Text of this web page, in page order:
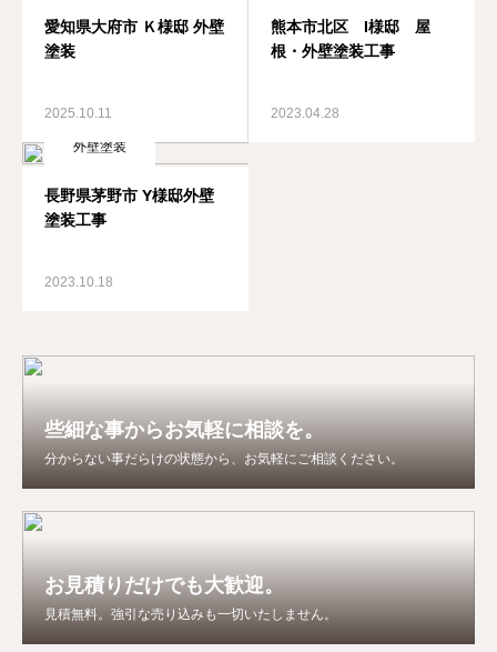
愛知県大府市 Ｋ様邸 外壁
塗装
2025.10.11
熊本市北区 I様邸 屋
根・外壁塗装工事
2023.04.28
外壁塗装
長野県茅野市 Y様邸外壁
塗装工事
2023.10.18
些細な事からお気軽に相談を。
分からない事だらけの状態から、お気軽にご相談ください。
お見積りだけでも大歓迎。
見積無料。強引な売り込みも一切いたしません。